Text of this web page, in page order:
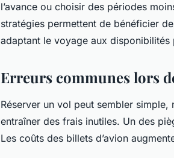
l’avance ou choisir des périodes
stratégies permettent de bénéficier
adaptant le voyage aux disponibilités
Erreurs communes lors
Réserver un vol peut sembler simple,
entraîner des frais inutiles. Un des
Les coûts des billets d’avion